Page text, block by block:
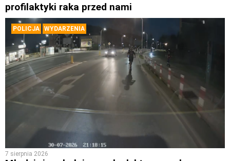
profilaktyki raka przed nami
POLICJA WYDARZENIA
7 sierpnia 2026